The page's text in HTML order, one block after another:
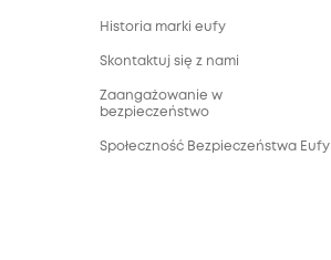
Historia marki eufy
Skontaktuj się z nami
Zaangażowanie w
bezpieczeństwo
Społeczność Bezpieczeństwa Eufy